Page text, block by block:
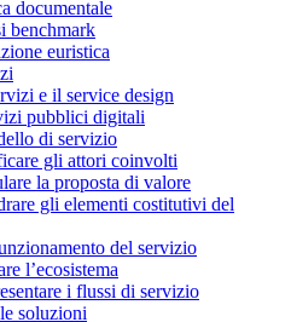
documentale
benchmark
euristica
e il service design
pubblici digitali
di servizio
gli attori coinvolti
la proposta di valore
gli elementi costitutivi del
del servizio
l’ecosistema
i flussi di servizio
soluzioni